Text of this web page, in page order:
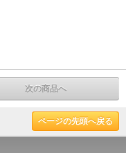
次の商品へ
ページの先頭へ戻る